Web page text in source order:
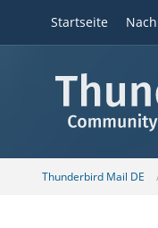
Startseite
Thunderbird Mail DE